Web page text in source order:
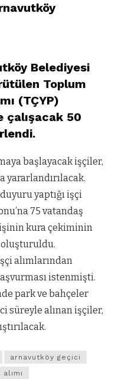
Belediyesi
Toplum
(TÇYP)
çalışacak 50
başlayacak işçiler,
yararlandırılacak.
yaptığı işçi
75 vatandaş
kura çekiminin
oluşturuldu.
alımlarından
istenmişti.
park ve bahçeler
süreyle alınan işçiler,
arnavutköy geçici